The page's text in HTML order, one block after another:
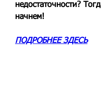
недостаточности?
начнем!
ПОДРОБНЕЕ ЗДЕСЬ